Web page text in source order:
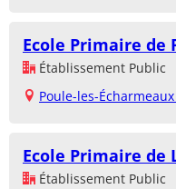
Ecole Primaire de
Établissement Public
Poule-les-
Ecole Primaire de
Établissement Public